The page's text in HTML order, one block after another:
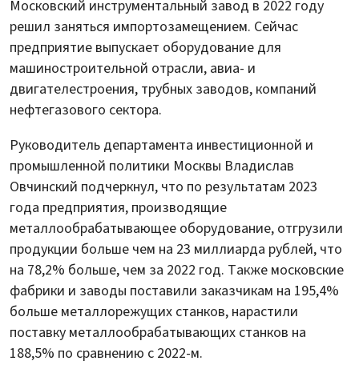
Московский инструментальный завод в 2022 году
решил заняться импортозамещением. Сейчас
предприятие выпускает оборудование для
машиностроительной отрасли, авиа- и
двигателестроения, трубных заводов, компаний
нефтегазового сектора.
Руководитель департамента инвестиционной и
промышленной политики Москвы Владислав
Овчинский подчеркнул, что по результатам 2023
года предприятия, производящие
металлообрабатывающее оборудование, отгрузили
продукции больше чем на 23 миллиарда рублей, что
на 78,2% больше, чем за 2022 год. Также московские
фабрики и заводы поставили заказчикам на 195,4%
больше металлорежущих станков, нарастили
поставку металлообрабатывающих станков на
188,5% по сравнению с 2022-м.